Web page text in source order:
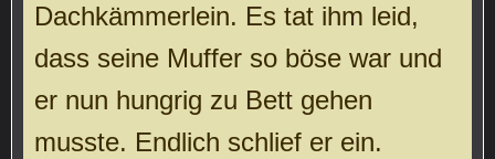
Dachkämmerlein. Es tat ihm leid,
dass seine Muffer so böse war und
er nun hungrig zu Bett gehen
musste. Endlich schlief er ein.